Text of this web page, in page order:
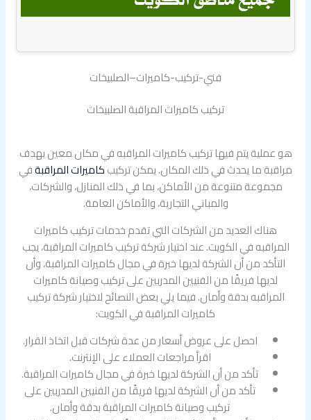
فني-تركيب-كاميرات–الصلبيخات
تركيب كاميرات المراقبة الصلبيخات
هو عملية يتم فيها تركيب كاميرات المراقبه في مكان معين بهدف
مراقبة ما يحدث في ذلك المكان. يمكن تركيبكاميرات المراقبةفي
مجموعة متنوعة من الأماكن، بما في ذلك المنازل، والشركات،
والمباني التجارية، والأماكن العامة.
هناك العديد من الشركات التي تقدم خدمات تركيب كاميرات
المراقبه في الكويت. عند اختيار شركة تركيب كاميرات المراقبة، يجب
التأكد من أن الشركة لديها خبرة في مجال كاميرات المراقبة، وأن
لديها فريقًا من الفنيين المدربين على تركيب وصيانة كاميرات
المراقبه بدقة وأمان. فيما يلي بعض النصائح لاختيار شركة تركيب
كاميرات المراقبة في الكويت:
احصل على عروض أسعار من عدة شركات قبل اتخاذ القرار.
اقرأ مراجعات العملاء على الإنترنت.
تأكد من أن الشركة لديها خبرة في مجال كاميرات المراقبة.
تأكد من أن الشركة لديها فريقًا من الفنيين المدربين على
تركيب وصيانة كاميرات المراقبة بدقة وأمان.